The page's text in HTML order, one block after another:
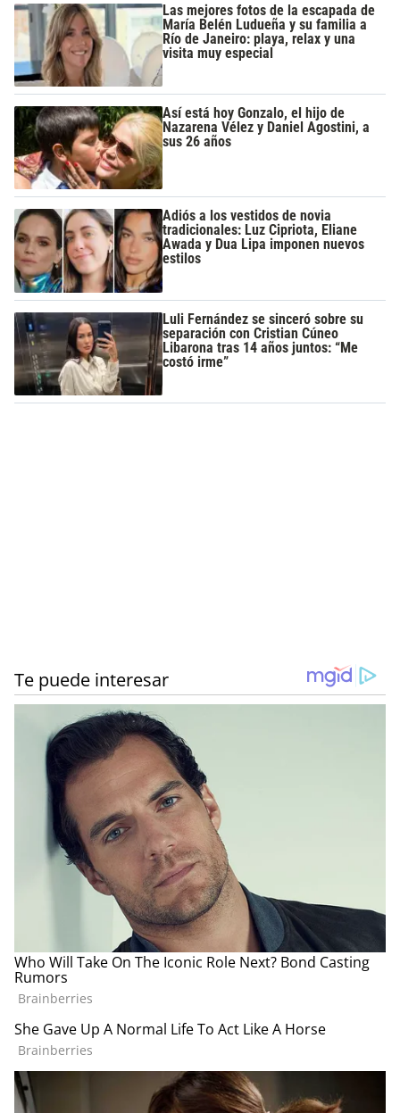
Las mejores fotos de la escapada de
María Belén Ludueña y su familia a
Río de Janeiro: playa, relax y una
visita muy especial
Así está hoy Gonzalo, el hijo de
Nazarena Vélez y Daniel Agostini, a
sus 26 años
Adiós a los vestidos de novia
tradicionales: Luz Cipriota, Eliane
Awada y Dua Lipa imponen nuevos
estilos
Luli Fernández se sinceró sobre su
separación con Cristian Cúneo
Libarona tras 14 años juntos: “Me
costó irme”